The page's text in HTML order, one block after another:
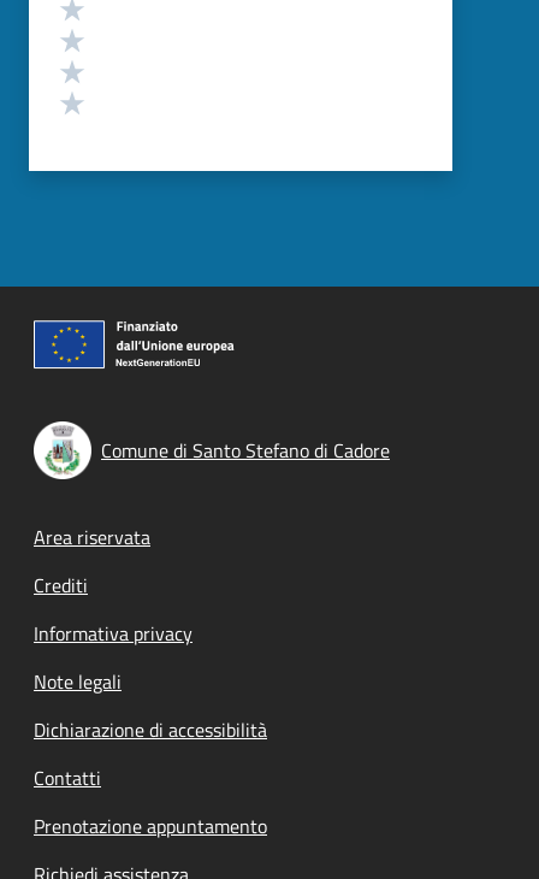
Comune di Santo Stefano di Cadore
Footer menu
Area riservata
Crediti
Informativa privacy
Note legali
Dichiarazione di accessibilità
Contatti
Prenotazione appuntamento